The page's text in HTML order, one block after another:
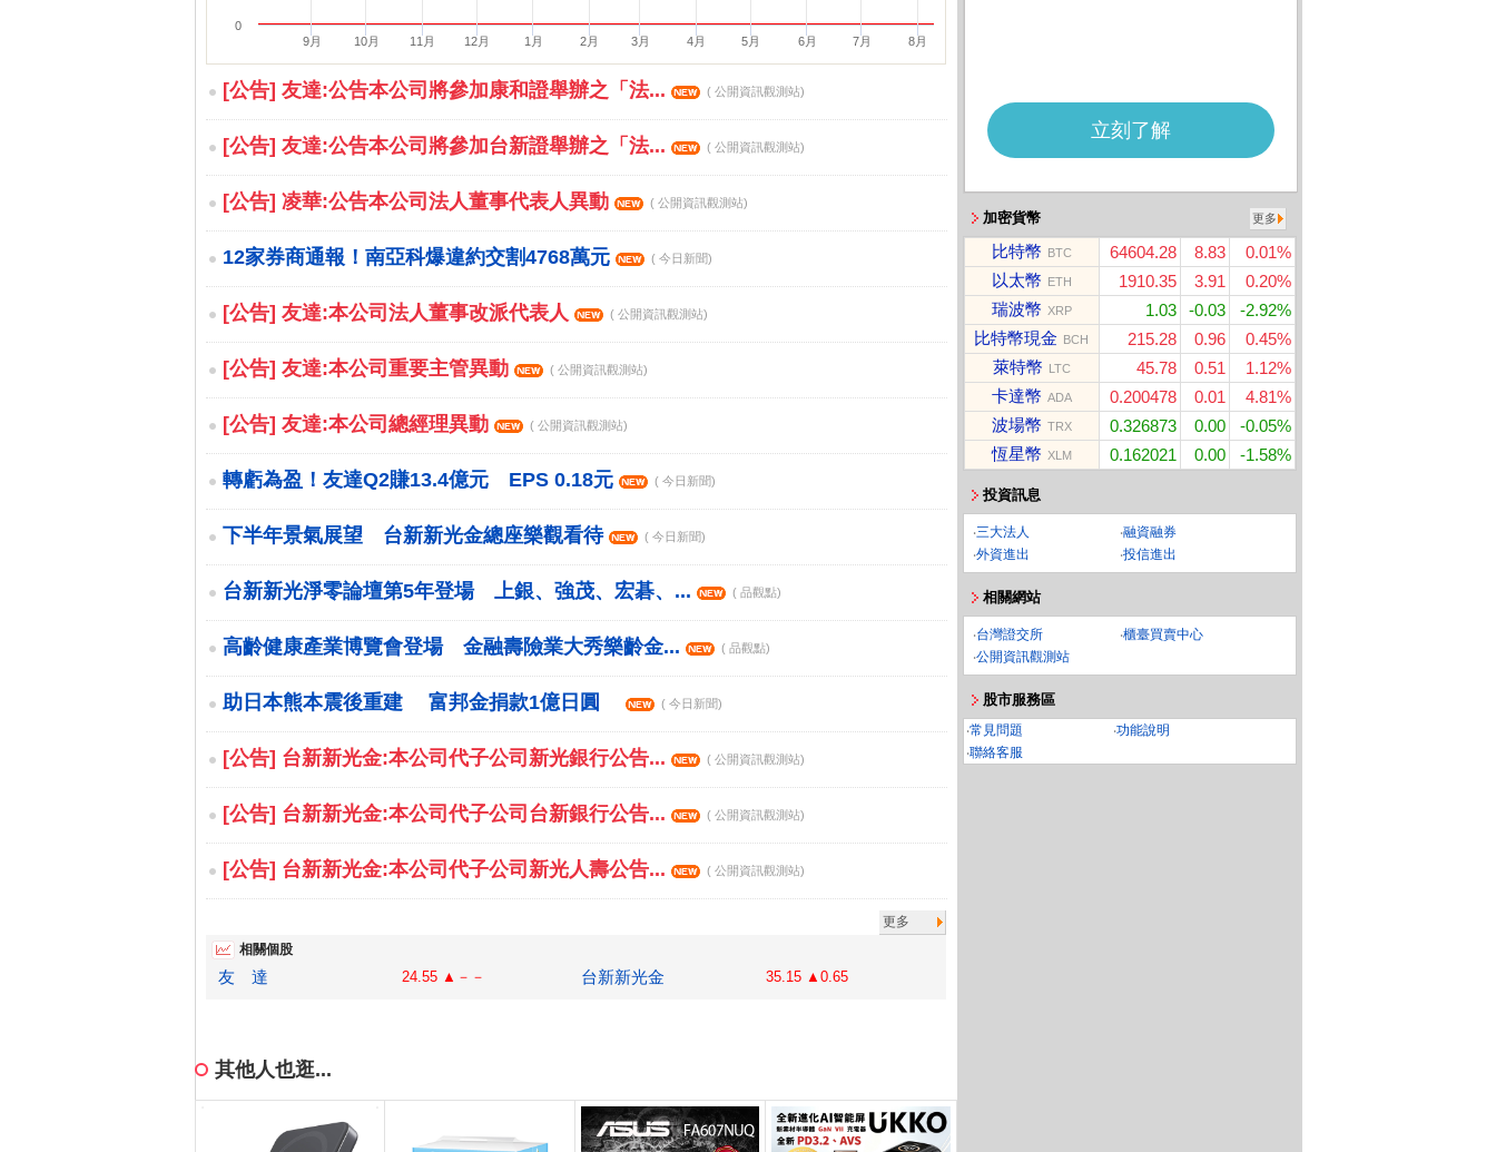
9月 10月 11月 12月 1月 2月 3月 4月 5月 6月 7月 8月
0
[公告] 友達:公告本公司將參加康和證舉辦之「法... ( 公開資訊觀測站)
[公告] 友達:公告本公司將參加台新證舉辦之「法... ( 公開資訊觀測站)
[公告] 凌華:公告本公司法人董事代表人異動 ( 公開資訊觀測站)
12家券商通報！南亞科爆違約交割4768萬元 ( 今日新聞)
[公告] 友達:本公司法人董事改派代表人 ( 公開資訊觀測站)
[公告] 友達:本公司重要主管異動 ( 公開資訊觀測站)
[公告] 友達:本公司總經理異動 ( 公開資訊觀測站)
轉虧為盈！友達Q2賺13.4億元 EPS 0.18元 ( 今日新聞)
下半年景氣展望 台新新光金總座樂觀看待 ( 今日新聞)
台新新光淨零論壇第5年登場 上銀、強茂、宏碁、... ( 品觀點)
高齡健康產業博覽會登場 金融壽險業大秀樂齡金... ( 品觀點)
助日本熊本震後重建 富邦金捐款1億日圓 ( 今日新聞)
[公告] 台新新光金:本公司代子公司新光銀行公告... ( 公開資訊觀測站)
[公告] 台新新光金:本公司代子公司台新銀行公告... ( 公開資訊觀測站)
[公告] 台新新光金:本公司代子公司新光人壽公告... ( 公開資訊觀測站)
更多
相關個股
友 達 24.55 ▲－－ 台新新光金 35.15 ▲0.65
其他人也逛...
更多
加密貨幣
比特幣 BTC 64604.28 8.83
0.01%
以太幣 ETH 1910.35 3.91
0.20%
瑞波幣 XRP 1.03 -0.03
-2.92%
比特幣現金 BCH 215.28 0.96
0.45%
萊特幣 LTC 45.78 0.51
1.12%
卡達幣 ADA 0.200478 0.01
4.81%
波場幣 TRX 0.326873 0.00
-0.05%
恆星幣 XLM 0.162021 0.00 -1.58%
投資訊息
‧三大法人 ‧融資融券
‧外資進出 ‧投信進出
相關網站
‧台灣證交所 ‧櫃臺買賣中心
‧公開資訊觀測站
股市服務區
‧常見問題 ‧功能說明
‧聯絡客服